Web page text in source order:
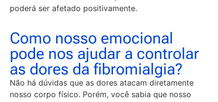
poderá ser afetado positivamente.
Como nosso emocional
pode nos ajudar a controlar
as dores da fibromialgia?
Não há dúvidas que as dores atacam diretamente
nosso corpo físico. Porém, você sabia que nosso